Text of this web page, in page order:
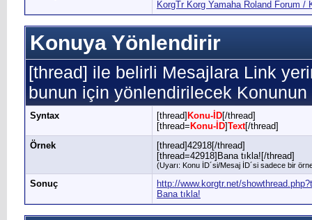
KorgTr Korg Yamaha Roland Forum
Konuya Yönlendirir
[thread] ile belirli Mesajlara Link
bunun için yönlendirilecek Konunun
Syntax [thread] Konu-İD[/thread]
[thread= Konu-İD]Text[/thread]
Örnek
[thread]42918[/thread]
[thread=42918]Bana tıkla![/thread]
(Uyarı: Konu İD´si/Mesaj İD´si sadece bir
Sonuç
http://www.korgtr.net/
Bana tıkla!